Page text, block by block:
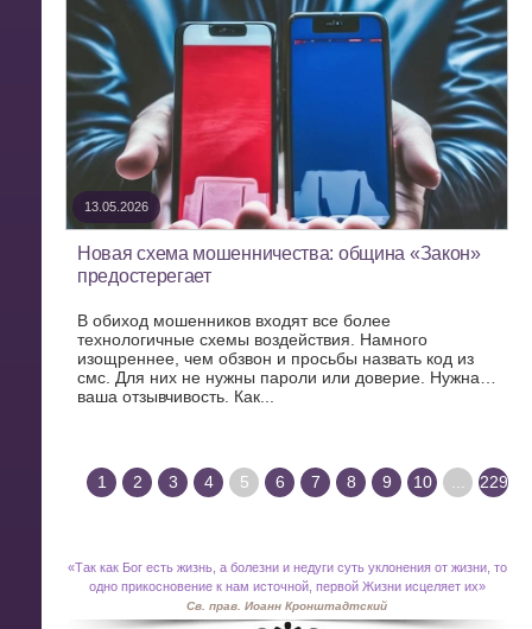
13.05.2026
Новая схема мошенничества: община «Закон»
предостерегает
В обиход мошенников входят все более
технологичные схемы воздействия. Намного
изощреннее, чем обзвон и просьбы назвать код из
смс. Для них не нужны пароли или доверие. Нужна…
ваша отзывчивость. Как...
1 2 3 4 5 6 7 8 9 10 229
«Так как Бог есть жизнь, а болезни и недуги суть уклонения от жизни, то
одно прикосновение к нам источной, первой Жизни исцеляет их»
Св. прав. Иоанн Кронштадтский